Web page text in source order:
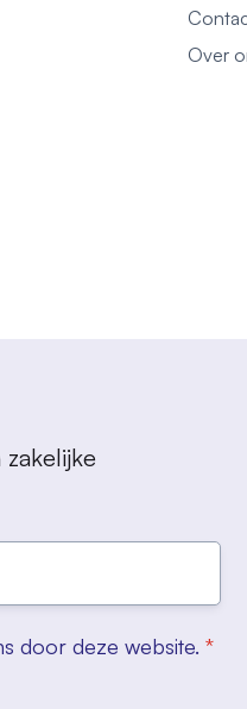
Over
door deze website. *